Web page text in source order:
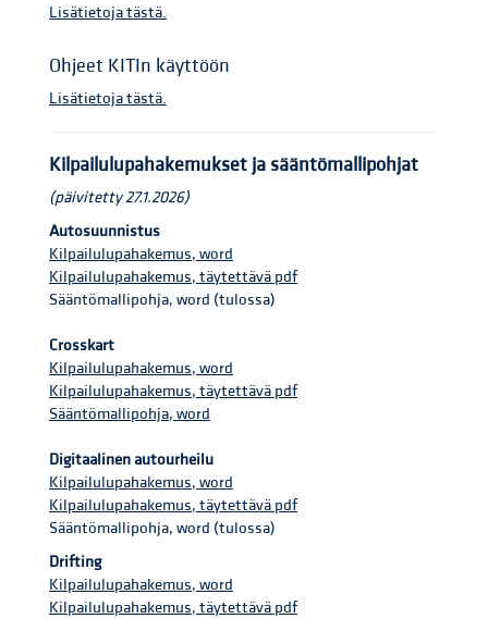
Lisätietoja tästä.
Ohjeet KITIn käyttöön
Lisätietoja tästä.
Kilpailulupahakemukset ja sääntömallipohjat
(päivitetty 27.1.2026)
Autosuunnistus
Kilpailulupahakemus, word
​Kilpailulupahakemus, täytettävä pdf
Sääntömallipohja, word (tulossa)
Crosskart
Kilpailulupahakemus, word
Kilpailulupahakemus, täytettävä pdf
Sääntömallipohja, word
Digitaalinen autourheilu
Kilpailulupahakemus, word
Kilpailulupahakemus, täytettävä pdf
Sääntömallipohja, word (tulossa)
Drifting
Kilpailulupahakemus, word
Kilpailulupahakemus, täytettävä pdf